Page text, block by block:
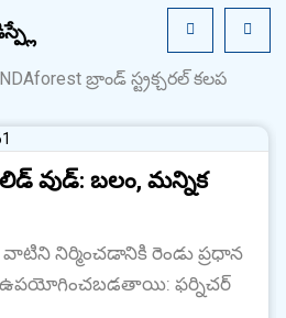
బ్రాండ్ స్ట్రక్చరల్ కలప
వుడ్: బలం, మన్నిక
నిర్మించడానికి రెండు ప్రధాన
ఫర్నిచర్